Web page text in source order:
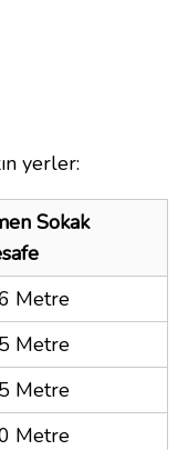
yerler:
Sokak
Metre
Metre
Metre
Metre